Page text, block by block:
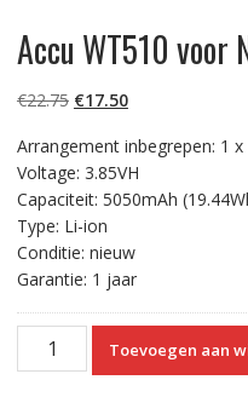
Accu WT510 voor
€22.75 Oorspronkelijke
was:
€22.75.
€17.50Huidige
is:
€17.50.
Arrangement inbegrepen: 1
Voltage: 3.85VH
Capaciteit: 5050mAh
Type: Li-ion
Conditie: nieuw
Garantie: 1 jaar
Accu
WT510
Toevoegen aan